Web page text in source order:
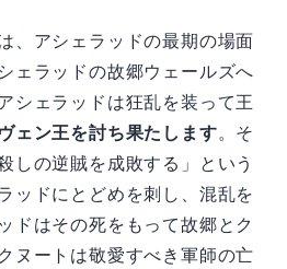
、アシェラッドの最期の場面
ェラッドの故郷ウェールズへ
シェラッドは狂乱を装って王
ェン王を討ち果たします。そ
しの逆賊を成敗する」という
ッドにとどめを刺し、混乱を
ドはその死をもって故郷とク
ヌートは敬愛すべき軍師の亡